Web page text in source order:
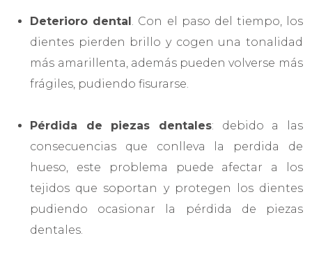
Deterioro dental . Con el paso del tiempo, los
dientes pierden brillo y cogen una tonalidad
más amarillenta, además pueden volverse más
frágiles, pudiendo fisurarse.
Pérdida de piezas dentales: debido a las
consecuencias que conlleva la perdida de
hueso, este problema puede afectar a los
tejidos que soportan y protegen los dientes
pudiendo ocasionar la pérdida de piezas
dentales.